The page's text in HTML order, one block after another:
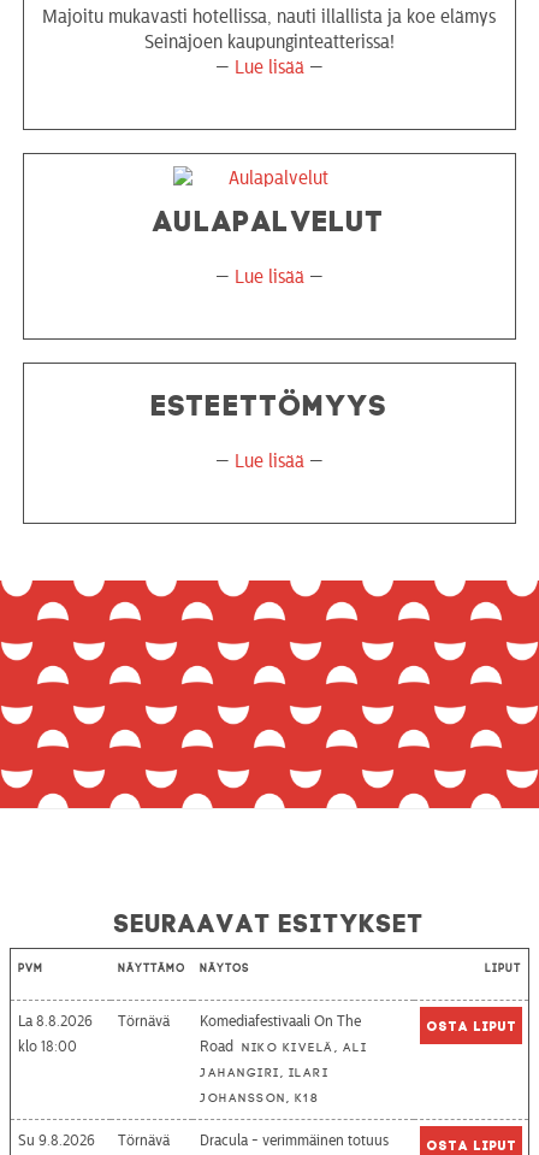
Majoitu mukavasti hotellissa, nauti illallista ja koe elämys
Seinäjoen kaupunginteatterissa!
— Lue lisää —
AULAPALVELUT
— Lue lisää —
ESTEETTÖMYYS
— Lue lisää —
Seuraavat esitykset
Pvm Näyttämö Näytös Liput
La 8.8.2026
18:00
Törnävä
Komediafestivaali On The
Road
Niko Kivelä, Ali
Jahangiri, Ilari
Johansson, K18
Osta liput
Su 9.8.2026
Törnävä Dracula - verimmäinen totuus Osta liput